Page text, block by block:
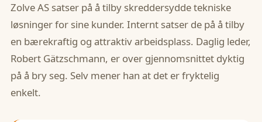
Zolve AS satser på å tilby skreddersydde tekniske
løsninger for sine kunder. Internt satser de på å tilby
en bærekraftig og attraktiv arbeidsplass. Daglig leder,
Robert Gätzschmann, er over gjennomsnittet dyktig
på å bry seg. Selv mener han at det er fryktelig
enkelt.